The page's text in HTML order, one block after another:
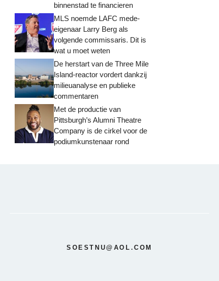
binnenstad te financieren
MLS noemde LAFC mede-
eigenaar Larry Berg als
volgende commissaris. Dit is
wat u moet weten
De herstart van de Three Mile
Island-reactor vordert dankzij
milieuanalyse en publieke
commentaren
Met de productie van
Pittsburgh’s Alumni Theatre
Company is de cirkel voor de
podiumkunstenaar rond
SOESTNU@AOL.COM